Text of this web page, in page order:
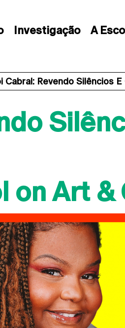
Investigação A
Cabral: Revendo Silêncios
on Art